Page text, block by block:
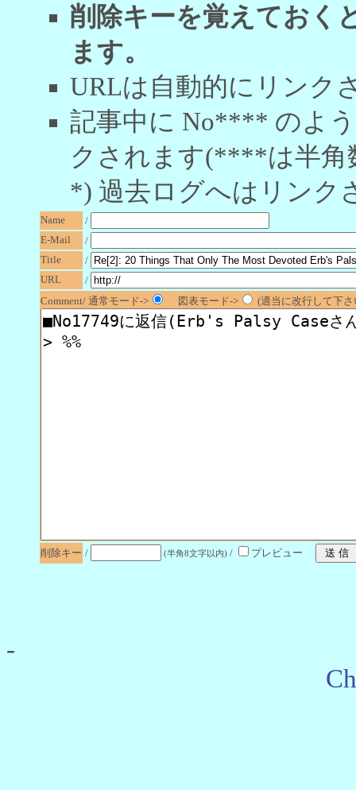
削除キーを覚えておく
ます。
URLは自動的にリンク
記事中に No**** のよ
クされます(****は半角
*) 過去ログへはリンク
Name
/
E-Mail
/
Title
/
URL
/
Comment/ 通常モード->
図表モード-> (適当に改行して下
削除キー / (半角8文字以内) / プレビュー
-